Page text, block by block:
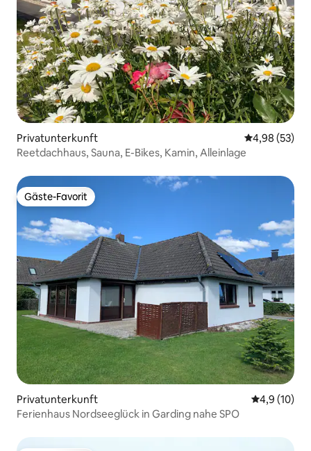
Privatunterkunft
4,98 (53)
Reetdachhaus, Sauna, E-Bikes, Kamin, Alleinlage
Gäste-Favorit
Gäste-Favorit
Privatunterkunft
4,9 (10)
Ferienhaus Nordseeglück in Garding nahe SPO